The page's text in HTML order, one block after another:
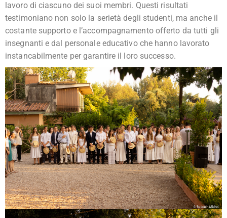
lavoro di ciascuno dei suoi membri. Questi risultati
testimoniano non solo la serietà degli studenti, ma anche il
costante supporto e l’accompagnamento offerto da tutti gli
insegnanti e dal personale educativo che hanno lavorato
instancabilmente per garantire il loro successo.